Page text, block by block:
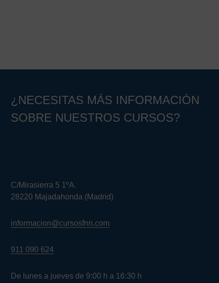
¿NECESITAS MÁS INFORMACIÓN
SOBRE NUESTROS CURSOS?
C/Mirasierra 5 1ºA.
28220 Majadahonda (Madrid)
informacion@cursosfnn.com
911 090 624
De lunes a jueves de 9:00 h a 16:30 h